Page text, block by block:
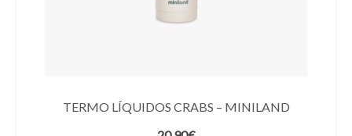
TERMO LÍQUIDOS CRABS – MINILAND